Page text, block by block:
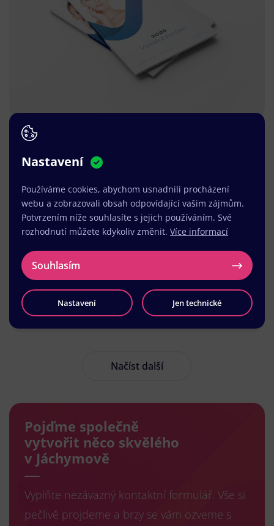
Načíst další
Pojďme společně
vytvořit něco skvělého
v Jáchymově
Vyplňte nezávazný kontaktní formulář. Vše si
pečlivě projdeme a brzy se vám ozveme s
Nastavení
Používáme cookies, abychom usnadnili procházení
webu a zobrazovali obsah odpovídající vašim zájmům.
Potvrzením níže souhlasíte s jejich používáním. Své
rozhodnutí můžete kdykoliv změnit. Více informací
Souhlasím
Nastavení Jen technické